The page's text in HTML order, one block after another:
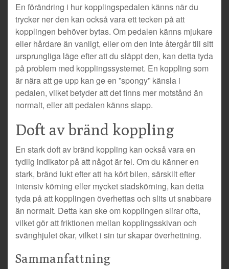
En förändring i hur kopplingspedalen känns när du
trycker ner den kan också vara ett tecken på att
kopplingen behöver bytas. Om pedalen känns mjukare
eller hårdare än vanligt, eller om den inte återgår till sitt
ursprungliga läge efter att du släppt den, kan detta tyda
på problem med kopplingssystemet. En koppling som
är nära att ge upp kan ge en ”spongy” känsla i
pedalen, vilket betyder att det finns mer motstånd än
normalt, eller att pedalen känns slapp.
Doft av bränd koppling
En stark doft av bränd koppling kan också vara en
tydlig indikator på att något är fel. Om du känner en
stark, bränd lukt efter att ha kört bilen, särskilt efter
intensiv körning eller mycket stadskörning, kan detta
tyda på att kopplingen överhettas och slits ut snabbare
än normalt. Detta kan ske om kopplingen slirar ofta,
vilket gör att friktionen mellan kopplingsskivan och
svänghjulet ökar, vilket i sin tur skapar överhettning.
Sammanfattning